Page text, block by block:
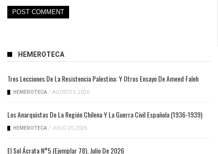
HEMEROTECA
Tres Lecciones De La Resistencia Palestina: Y Otros Ensayo De Ameed Faleh
HEMEROTECA / AGOSTO 5, 2026
Los Anarquistas De La Región Chilena Y La Guerra Civil Española (1936-1939)
HEMEROTECA / JULIO 20, 2026
El Sol Ácrata N°5 (ejemplar 78), Julio De 2026